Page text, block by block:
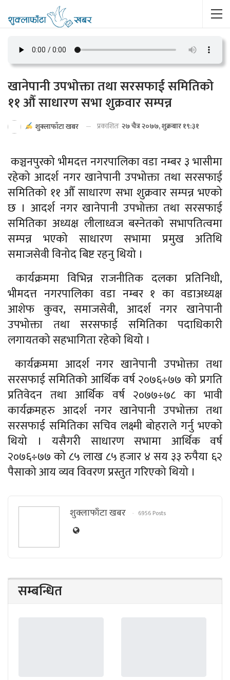
खानेपानी उपभोक्ता तथा सरसफाई समितिको
११ औँ साधारण सभा शुक्रवार सम्पन्न
शुक्लाफाँटा खबर प्रकाशितः २७ चैत्र २०७७, शुक्रबार १९:३१
कञ्चनपुरको भीमदत्त नगरपालिका वडा नम्बर ३ भासीमा
रहेको आदर्श नगर खानेपानी उपभोक्ता तथा सरसफाई
समितिको ११ औँ साधारण सभा शुक्रवार सम्पन्न भएको
छ । आदर्श नगर खानेपानी उपभोक्ता तथा सरसफाई
समितिका अध्यक्ष लीलाध्वज बस्नेतको सभापतित्वमा
सम्पन्न भएको साधारण सभामा प्रमुख अतिथि
समाजसेवी विनोद बिष्ट रहनु थियो ।
कार्यक्रममा विभिन्न राजनीतिक दलका प्रतिनिधी,
भीमदत्त नगरपालिका वडा नम्बर १ का वडाअध्यक्ष
आशेफ कुवर, समाजसेवी, आदर्श नगर खानेपानी
उपभोक्ता तथा सरसफाई समितिका पदाधिकारी
लगायतको सहभागिता रहेको थियो ।
कार्यक्रममा आदर्श नगर खानेपानी उपभोक्ता तथा
सरसफाई समितिको आर्थिक वर्ष २०७६÷७७ को प्रगति
प्रतिवेदन तथा आर्थिक वर्ष २०७७÷७८ का भावी
कार्यक्रमहरु आदर्श नगर खानेपानी उपभोक्ता तथा
सरसफाई समितिका सचिव लक्ष्मी बोहराले गर्नु भएको
थियो । यसैगरी साधारण सभामा आर्थिक वर्ष
२०७६÷७७ को ८५ लाख ८५ हजार ४ सय ३३ रुपैया ६२
पैसाको आय व्यव विवरण प्रस्तुत गरिएको थियो ।
शुक्लाफाँटा खबर 6956 Posts
सम्बन्धित